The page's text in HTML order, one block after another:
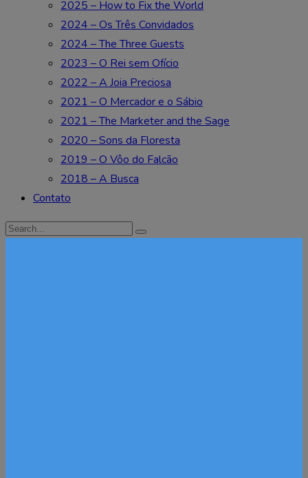
2025 – How to Fix the World
2024 – Os Três Convidados
2024 – The Three Guests
2023 – O Rei sem Ofício
2022 – A Joia Preciosa
2021 – O Mercador e o Sábio
2021 – The Marketer and the Sage
2020 – Sons da Floresta
2019 – O Vôo do Falcão
2018 – A Busca
Contato